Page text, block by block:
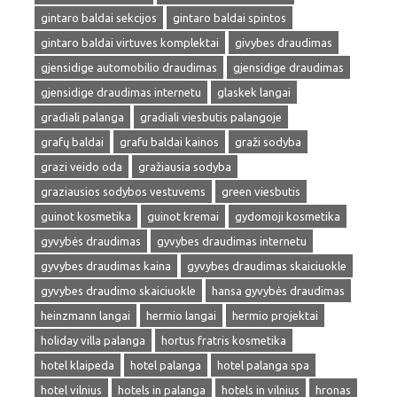
gintaro baldai sekcijos
gintaro baldai spintos
gintaro baldai virtuves komplektai
givybes draudimas
gjensidige automobilio draudimas
gjensidige draudimas
gjensidige draudimas internetu
glaskek langai
gradiali palanga
gradiali viesbutis palangoje
grafų baldai
grafu baldai kainos
graži sodyba
grazi veido oda
gražiausia sodyba
graziausios sodybos vestuvems
green viesbutis
guinot kosmetika
guinot kremai
gydomoji kosmetika
gyvybės draudimas
gyvybes draudimas internetu
gyvybes draudimas kaina
gyvybes draudimas skaiciuokle
gyvybes draudimo skaiciuokle
hansa gyvybės draudimas
heinzmann langai
hermio langai
hermio projektai
holiday villa palanga
hortus fratris kosmetika
hotel klaipeda
hotel palanga
hotel palanga spa
hotel vilnius
hotels in palanga hotels in vilnius
hronas